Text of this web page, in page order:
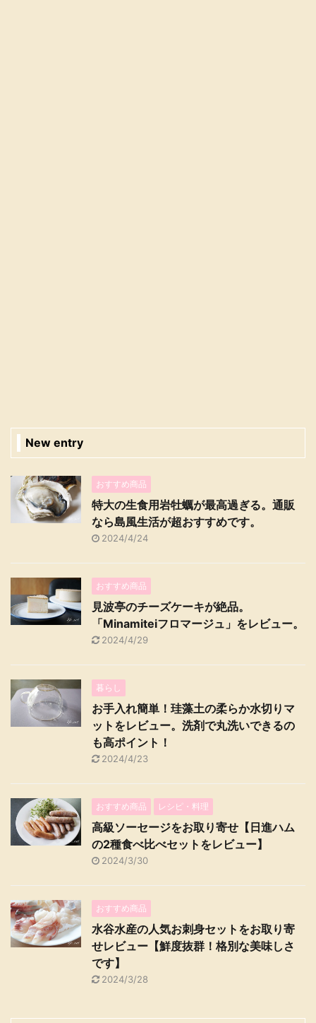
New entry
おすすめ商品
特大の生食用岩牡蠣が最高過ぎる。通販
なら島風生活が超おすすめです。
2024/4/24
おすすめ商品
見波亭のチーズケーキが絶品。
「Minamiteiフロマージュ」をレビュー。
2024/4/29
暮らし
お手入れ簡単！珪藻土の柔らか水切りマ
ットをレビュー。洗剤で丸洗いできるの
も高ポイント！
2024/4/23
おすすめ商品 レシピ・料理
高級ソーセージをお取り寄せ【日進ハム
の2種食べ比べセットをレビュー】
2024/3/30
おすすめ商品
水谷水産の人気お刺身セットをお取り寄
せレビュー【鮮度抜群！格別な美味しさ
です】
2024/3/28